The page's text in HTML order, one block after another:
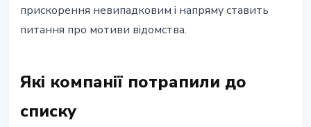
прискорення невипадковим і напряму ставить
питання про мотиви відомства.
Які компанії потрапили до
списку